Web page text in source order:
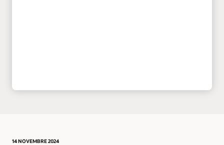
14 NOVEMBRE 2024